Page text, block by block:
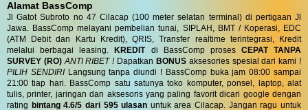
Alamat BassComp
Jl Gatot Subroto no 47 Cilacap (100 meter selatan terminal) di pertigaan Jl
Jawa. BassComp melayani pembelian tunai, SIPLAH, BMT / Koperasi, EDC
(ATM Debit dan Kartu Kredit), QRIS, Transfer realtime terintegrasi, Kredit
melalui berbagai leasing.KREDITdi BassComp proses CEPAT TANPA
SURVEY (RO) ANTI RIBET !Dapatkan BONUSaksesories spesial dari kami !
PILIH SENDIRILangsung tanpa diundi ! BassComp buka jam 08:00 sampai
21:00 tiap hari. BassComp satu satunya toko komputer, ponsel, laptop, alat
tulis, printer, jaringan dan aksesoris yang paling favorit dicari google dengan
rating bintang 4.6/5 dari 595 ulasan untuk area Cilacap. Jangan ragu untuk